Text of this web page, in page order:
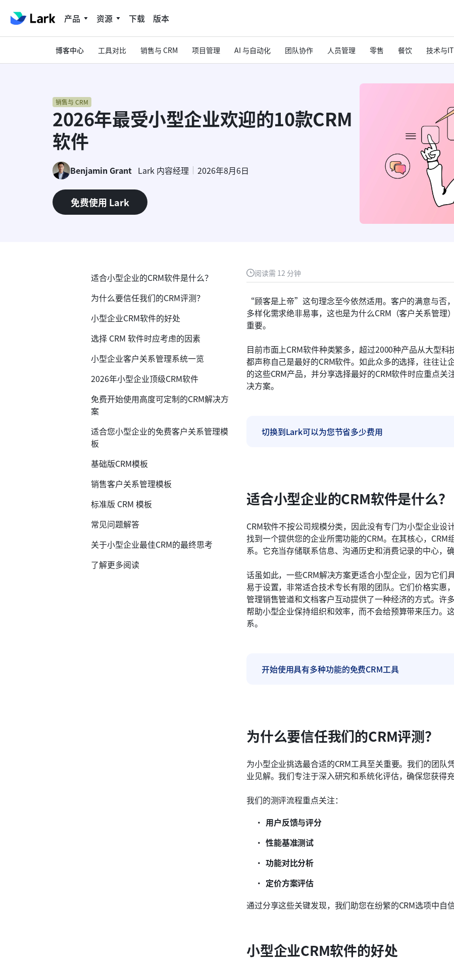
产品 资源 下载 版本
博客中心 工具对比 销售与 CRM 项目管理 AI 与自动化 团队协作 人员管理 零售 餐饮 技术与IT
销售与 CRM
2026年最受小型企业欢迎的10款CRM
软件
Benjamin Grant Lark 内容经理 2026年8月6日
免费使用 Lark
阅读需 12 分钟
“顾客是上帝”这句理念至今依然适用。客户的满意与否
多样化需求绝非易事，这也是为什么CRM（客户关系管
重要。
目前市面上CRM软件种类繁多，超过2000种产品从大型
都声称自己是最好的CRM软件。如此众多的选择，往往
的这些CRM产品，并分享选择最好的CRM软件时应重点
决方案。
切换到Lark可以为您节省多少费用
适合小型企业的CRM软件是什么？
CRM软件不按公司规模分类，因此没有专门为小型企业设
找到一个提供您的企业所需功能的CRM。在其核心，
系。它充当存储联系信息、沟通历史和消费记录的中心，
话虽如此，一些CRM解决方案更适合小型企业，因为它
易于设置，非常适合技术专长有限的团队。它们价格实惠
管理销售管道和文档客户互动提供了一种经济的方式。许
帮助小型企业保持组织和效率，而不会给预算带来压力。
系。
开始使用具有多种功能的免费CRM工具
为什么要信任我们的CRM评测？
为小型企业挑选最合适的CRM工具至关重要。我们的团
业见解。我们专注于深入研究和系统化评估，确保您获得
我们的测评流程重点关注：
用户反馈与评分
性能基准测试
功能对比分析
定价方案评估
通过分享这些关键发现，我们助您在纷繁的CRM选项中自
小型企业CRM软件的好处
适合小型企业的CRM软件是什么？
为什么要信任我们的CRM评测？
小型企业CRM软件的好处
选择 CRM 软件时应考虑的因素
小型企业客户关系管理系统一览
2026年小型企业顶级CRM软件
免费开始使用高度可定制的CRM解决方
案
适合您小型企业的免费客户关系管理模
板
基础版CRM模板
销售客户关系管理模板
标准版 CRM 模板
常见问题解答
关于小型企业最佳CRM的最终思考
了解更多阅读